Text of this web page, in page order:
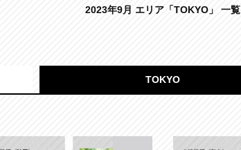
2023年9月 エリア「TOKYO」 一覧
TOKYO